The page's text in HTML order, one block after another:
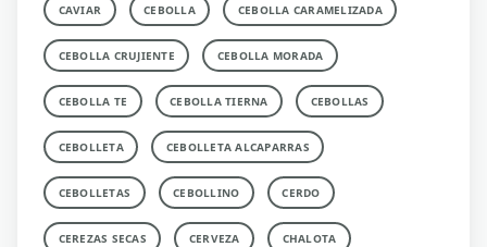
CAVIAR CEBOLLA CEBOLLA CARAMELIZADA
CEBOLLA CRUJIENTE CEBOLLA MORADA
CEBOLLA TE CEBOLLA TIERNA CEBOLLAS
CEBOLLETA CEBOLLETA ALCAPARRAS
CEBOLLETAS CEBOLLINO CERDO
CEREZAS SECAS CERVEZA CHALOTA